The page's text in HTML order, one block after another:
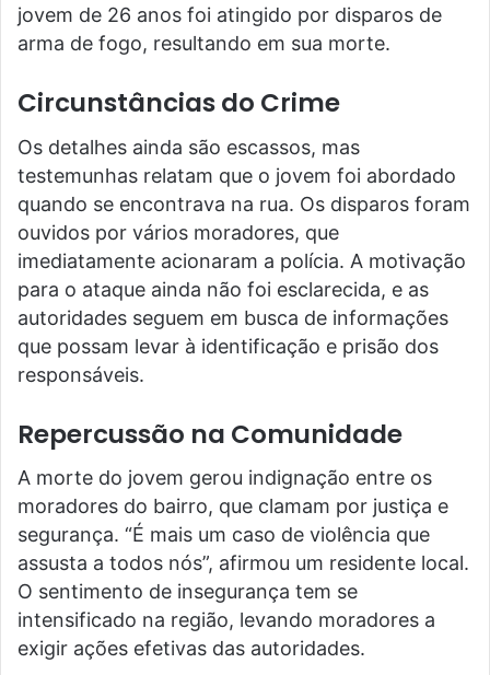
jovem de 26 anos foi atingido por disparos de
arma de fogo, resultando em sua morte.
Circunstâncias do Crime
Os detalhes ainda são escassos, mas
testemunhas relatam que o jovem foi abordado
quando se encontrava na rua. Os disparos foram
ouvidos por vários moradores, que
imediatamente acionaram a polícia. A motivação
para o ataque ainda não foi esclarecida, e as
autoridades seguem em busca de informações
que possam levar à identificação e prisão dos
responsáveis.
Repercussão na Comunidade
A morte do jovem gerou indignação entre os
moradores do bairro, que clamam por justiça e
segurança. “É mais um caso de violência que
assusta a todos nós”, afirmou um residente local.
O sentimento de insegurança tem se
intensificado na região, levando moradores a
exigir ações efetivas das autoridades.